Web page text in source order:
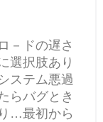
－ドの遅さ
選択肢あり
ステム悪過
らバグとき
…最初から